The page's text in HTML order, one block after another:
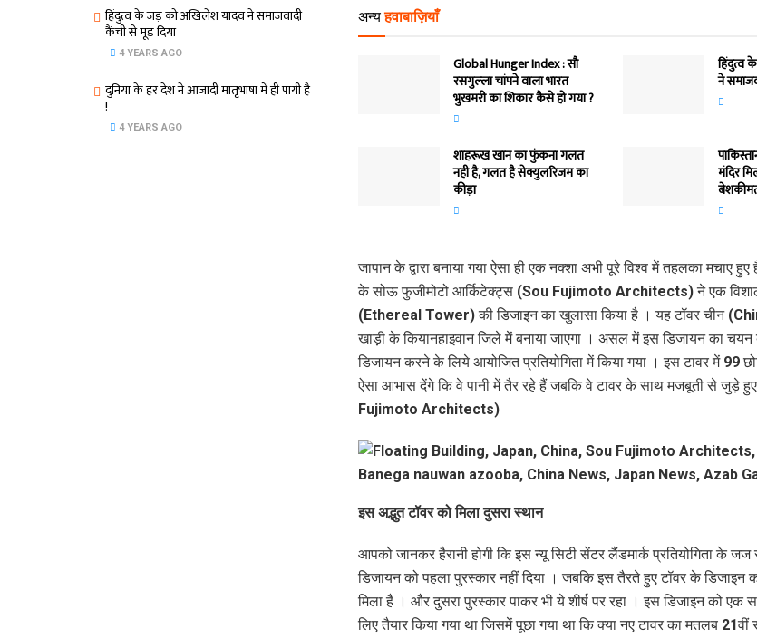
अन्य हवाबाज़ियाँ
Global Hunger Index : सौ
रसगुल्‍ला चांपने वाला भारत
भुखमरी का शिकार कैसे हो गया ?
हिंदुत्व
ने
शाहरूख खान का फुंकना गलत
नही है, गलत है सेक्युलरिजम का
कीड़ा
मंदिर
जापान के द्वारा बनाया गया ऐसा ही एक नक्‍शा अभी पूरे विश्‍व में तहलका मचाए
के सोऊ फुजीमोटो आर्किटेक्ट्स (Sou Fujimoto Architects) ने एक
(Ethereal Tower) की डिजाइन का खुलासा किया है । यह टॉवर चीन
खाड़ी के कियानहाइवान जिले में बनाया जाएगा । असल में इस डिजायन का चयन
डिजायन करने के लिये आयोजित प्रतियोगिता में किया गया । इस टावर में 99
ऐसा आभास देंगे कि वे पानी में तैर रहे हैं जबकि वे टावर के साथ मजबूती से जुड़े
Fujimoto Architects)
इस अद्भुत टॉवर को मिला दुसरा स्‍थान
आपको जानकर हैरानी होगी कि इस न्यू सिटी सेंटर लैंडमार्क प्रतियोगिता के
डिजायन को पहला पुरस्‍कार नहीं दिया । जबकि इस तैरते हुए टॉवर के डिजाइन
मिला है । और दुसरा पुरस्‍कार पाकर भी ये शीर्ष पर रहा । इस डिजाइन को एक
लिए तैयार किया गया था जिसमें पूछा गया था कि क्या नए टावर का मतलब 21वीं
हिंदुत्व के जड़ को अखिलेश यादव ने समाजवादी
कैंची से मूड़ दिया
4 YEARS AGO
दुनिया के हर देश ने आजादी मातृभाषा में ही पायी है
!
4 YEARS AGO